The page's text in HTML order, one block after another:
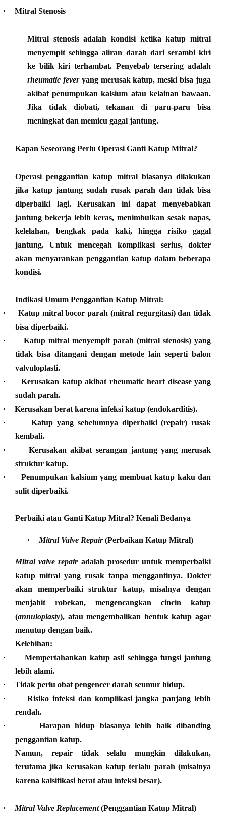
· Mitral Stenosis
Mitral stenosis adalah kondisi ketika katup mitral
menyempit sehingga aliran darah dari serambi kiri
ke bilik kiri terhambat. Penyebab tersering adalah
rheumatic feveryang merusak katup, meski bisa juga
akibat penumpukan kalsium atau kelainan bawaan.
Jika tidak diobati, tekanan di paru-paru bisa
meningkat dan memicu gagal jantung.
Kapan Seseorang Perlu Operasi Ganti Katup Mitral?
Operasi penggantian katup mitral biasanya dilakukan
jika katup jantung sudah rusak parah dan tidak bisa
diperbaiki lagi. Kerusakan ini dapat menyebabkan
jantung bekerja lebih keras, menimbulkan sesak napas,
kelelahan, bengkak pada kaki, hingga risiko gagal
jantung. Untuk mencegah komplikasi serius, dokter
akan menyarankan penggantian katup dalam beberapa
kondisi.
Indikasi Umum Penggantian Katup Mitral:
·
Katup mitral bocor parah (mitral regurgitasi) dan tidak
bisa diperbaiki.
·
Katup mitral menyempit parah (mitral stenosis) yang
tidak bisa ditangani dengan metode lain seperti balon
valvuloplasti.
·
Kerusakan katup akibat rheumatic heart disease yang
sudah parah.
·
Kerusakan berat karena infeksi katup (endokarditis).
·
Katup yang sebelumnya diperbaiki (repair) rusak
kembali.
·
Kerusakan akibat serangan jantung yang merusak
struktur katup.
·
Penumpukan kalsium yang membuat katup kaku dan
sulit diperbaiki.
Perbaiki atau Ganti Katup Mitral? Kenali Bedanya
· Mitral Valve Repair(Perbaikan Katup Mitral)
Mitral valve repairadalah prosedur untuk memperbaiki
katup mitral yang rusak tanpa menggantinya. Dokter
akan memperbaiki struktur katup, misalnya dengan
menjahit robekan, mengencangkan cincin katup
(annuloplasty), atau mengembalikan bentuk katup agar
menutup dengan baik.
Kelebihan:
·
Mempertahankan katup asli sehingga fungsi jantung
lebih alami.
·
Tidak perlu obat pengencer darah seumur hidup.
·
Risiko infeksi dan komplikasi jangka panjang lebih
rendah.
·
Harapan hidup biasanya lebih baik dibanding
penggantian katup.
Namun, repair tidak selalu mungkin dilakukan,
terutama jika kerusakan katup terlalu parah (misalnya
karena kalsifikasi berat atau infeksi besar).
· Mitral Valve Replacement(Penggantian Katup Mitral)